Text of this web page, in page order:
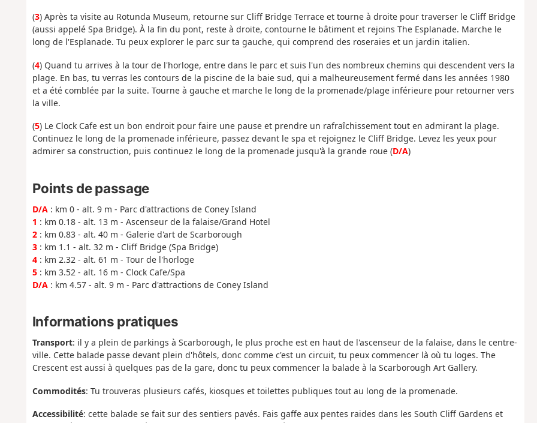
(3) Après ta visite au Rotunda Museum, retourne sur Cliff Bridge Terrace et tourne à droite pour traverser le Cliff Bridge
(aussi appelé Spa Bridge). À la fin du pont, reste à droite, contourne le bâtiment et rejoins The Esplanade. Marche le
long de l'Esplanade. Tu peux explorer le parc sur ta gauche, qui comprend des roseraies et un jardin italien.
(4) Quand tu arrives à la tour de l'horloge, entre dans le parc et suis l'un des nombreux chemins qui descendent vers la
plage. En bas, tu verras les contours de la piscine de la baie sud, qui a malheureusement fermé dans les années 1980
et a été comblée par la suite. Tourne à gauche et marche le long de la promenade/plage inférieure pour retourner vers
la ville.
(5) Le Clock Cafe est un bon endroit pour faire une pause et prendre un rafraîchissement tout en admirant la plage.
Continuez le long de la promenade inférieure, passez devant le spa et rejoignez le Cliff Bridge. Levez les yeux pour
admirer sa construction, puis continuez le long de la promenade jusqu'à la grande roue (D/A)
Points de passage
D/A: km 0 - alt. 9 m - Parc d'attractions de Coney Island
1 : km 0.18 - alt. 13 m - Ascenseur de la falaise/Grand Hotel
2: km 0.83 - alt. 40 m - Galerie d'art de Scarborough
3: km 1.1 - alt. 32 m - Cliff Bridge (Spa Bridge)
4: km 2.32 - alt. 61 m - Tour de l'horloge
5: km 3.52 - alt. 16 m - Clock Cafe/Spa
D/A: km 4.57 - alt. 9 m - Parc d'attractions de Coney Island
Informations pratiques
Transport: il y a plein de parkings à Scarborough, le plus proche est en haut de l'ascenseur de la falaise, dans le centre-
ville. Cette balade passe devant plein d'hôtels, donc comme c'est un circuit, tu peux commencer là où tu loges. The
Crescent est aussi à quelques pas de la gare, donc tu peux commencer la balade à la Scarborough Art Gallery.
Commodités: Tu trouveras plusieurs cafés, kiosques et toilettes publiques tout au long de la promenade.
Accessibilité: cette balade se fait sur des sentiers pavés. Fais gaffe aux pentes raides dans les South Cliff Gardens et